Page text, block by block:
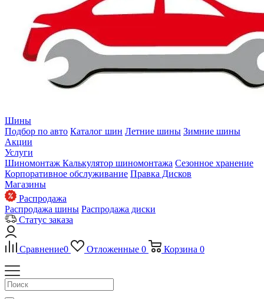
Шины
Подбор по авто Каталог шин Летние шины Зимние шины
Акции
Услуги
Шиномонтаж Калькулятор шиномонтажа Сезонное хранение
Корпоративное обслуживание Правка Дисков
Магазины
Распродажа
Распродажа шины Распродажа диски
Статус заказа
Сравнение0 Отложенные 0 Корзина 0